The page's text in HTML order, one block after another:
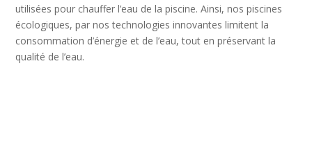
utilisées pour chauffer l’eau de la piscine. Ainsi, nos piscines
écologiques, par nos technologies innovantes limitent la
consommation d’énergie et de l’eau, tout en préservant la
qualité de l’eau.